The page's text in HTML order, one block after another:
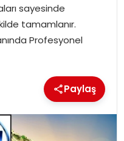
sayesinde
tamamlanır.
Profesyonel
Paylaş